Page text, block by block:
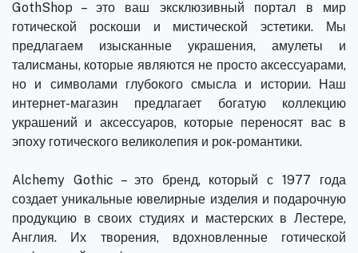
GothShop – это ваш эксклюзивный портал в мир
готической роскоши и мистической эстетики. Мы
предлагаем изысканные украшения, амулеты и
талисманы, которые являются не просто аксессуарами,
но и символами глубокого смысла и истории. Наш
интернет-магазин предлагает богатую коллекцию
украшений и аксессуаров, которые переносят вас в
эпоху готического великолепия и рок-романтики.
Alchemy Gothic – это бренд, который с 1977 года
создает уникальные ювелирные изделия и подарочную
продукцию в своих студиях и мастерских в Лестере,
Англия. Их творения, вдохновленные готической